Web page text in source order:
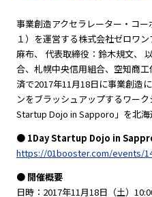
事業創造アクセラレーター・コ
１）を運営する株式会社ゼロワ
麻布、 代表取締役：鈴木規文、
合、札幌中央信用組合、空知商
済で2017年11月18日に事業創造
ンをブラッシュアップするワー
Startup Dojo in Sapporo」を北海
● 1Day Startup Dojo in
https://01booster.com/events/
● 開催概要
日時：2017年11月18日（土）